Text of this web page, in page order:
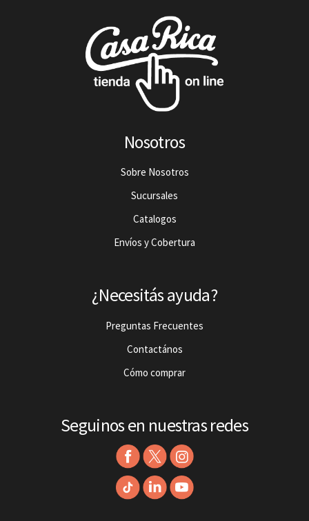
Nosotros
Sobre Nosotros
Sucursales
Catalogos
Envíos y Cobertura
¿Necesitás ayuda?
Preguntas Frecuentes
Contactános
Cómo comprar
Seguinos en nuestras redes